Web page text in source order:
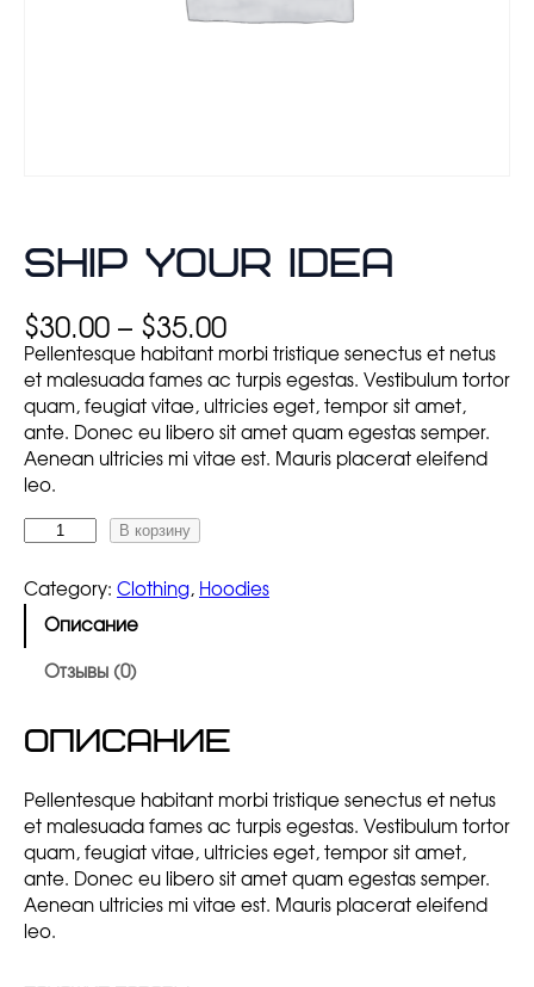
Ship Your Idea
$30.00 – $35.00Д
и
а
п
а
з
н
0
–
$
3
5
.
Pellentesque habitant morbi tristique senectus et netus
et malesuada fames ac turpis egestas. Vestibulum tortor
quam, feugiat vitae, ultricies eget, tempor sit amet,
ante. Donec eu libero sit amet quam egestas semper.
Aenean ultricies mi vitae est. Mauris placerat eleifend
leo.
л
и
в
т
р
а
В корзину
Category: Clothing, Hoodies
Описание
Отзывы (0)
Описание
Pellentesque habitant morbi tristique senectus et netus
et malesuada fames ac turpis egestas. Vestibulum tortor
quam, feugiat vitae, ultricies eget, tempor sit amet,
ante. Donec eu libero sit amet quam egestas semper.
Aenean ultricies mi vitae est. Mauris placerat eleifend
leo.